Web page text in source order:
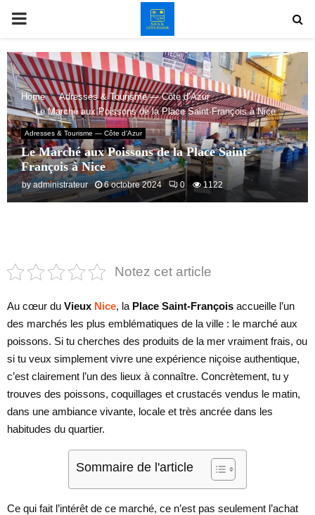
PRIMARY
MENU
Home
Adresses & Tourisme — Côte d’Azur
Le Marché aux Poissons de la Place Saint-François à Nice
Adresses & Tourisme — Côte d’Azur
Le Marché aux Poissons de la Place Saint-
François à Nice
byadministrateur 6 octobre 2024 0 1122
Notez cet article
Au cœur du Vieux Nice, la Place Saint-François accueille l’un
des marchés les plus emblématiques de la ville : le marché aux
poissons. Si tu cherches des produits de la mer vraiment frais, ou
si tu veux simplement vivre une expérience niçoise authentique,
c’est clairement l’un des lieux à connaître. Concrètement, tu y
trouves des poissons, coquillages et crustacés vendus le matin,
dans une ambiance vivante, locale et très ancrée dans les
habitudes du quartier.
Sommaire de l'article
Ce qui fait l’intérêt de ce marché, ce n’est pas seulement l’achat